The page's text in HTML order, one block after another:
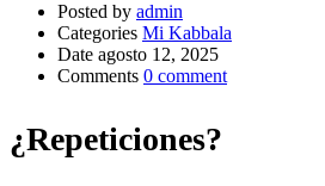
Posted by admin
Categories Mi Kabbala
Date agosto 12, 2025
Comments 0 comment
¿Repeticiones?